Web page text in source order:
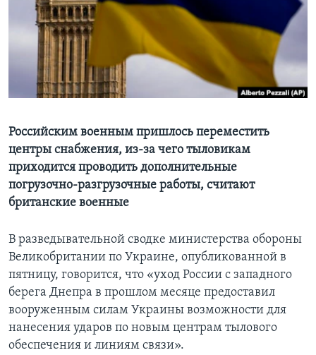
Learning English
СОЦИАЛЬНЫЕ СЕТИ
Языки
Российским военным пришлось переместить
центры снабжения, из-за чего тыловикам
приходится проводить дополнительные
погрузочно-разгрузочные работы, считают
британские военные
В разведывательной сводке министерства обороны
Великобритании по Украине, опубликованной в
пятницу, говорится, что «уход России с западного
берега Днепра в прошлом месяце предоставил
вооруженным силам Украины возможности для
нанесения ударов по новым центрам тылового
обеспечения и линиям связи».